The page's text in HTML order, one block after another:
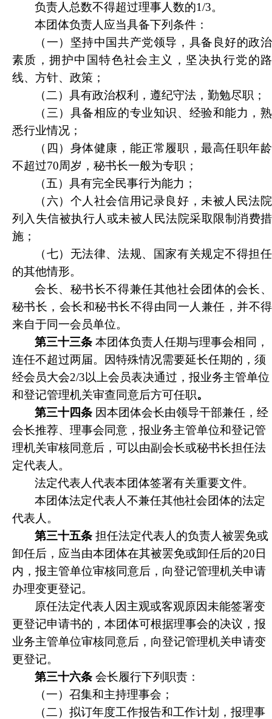
负责人总数不得超过理事人数的1/3。
本团体负责人应当具备下列条件：
（一）坚持中国共产党领导，具备良好的政治
素质，拥护中国特色社会主义，坚决执行党的路
线、方针、政策；
（二）具有政治权利，遵纪守法，勤勉尽职；
（三）具备相应的专业知识、经验和能力，熟
悉行业情况；
（四）身体健康，能正常履职，最高任职年龄
不超过70周岁，秘书长一般为专职；
（五） 具有完全民事行为能力；
（六）个人社会信用记录良好，未被人民法院
列入失信被执行人或未被人民法院采取限制消费措
施；
（七）无法律、法规、国家有关规定不得担任
的其他情形。
会长、秘书长不得兼任其他社会团体的会长、
秘书长，会长和秘书长不得由同一人兼任，并不得
来自于同一会员单位。
第三十三条 本团体负责人任期与理事会相同，
连任不超过两届。因特殊情况需要延长任期的，须
经会员大会2/3以上会员表决通过，报业务主管单位
和登记管理机关审查同意后方可任职。
第三十四条 因本团体会长由领导干部兼任， 经
会长推荐、理事会同意，报业务主管单位和登记管
理机关审核同意后，可以由副会长或秘书长担任法
定代表人。
法定代表人代表本团体签署有关重要文件。
本团体法定代表人不兼任其他社会团体的法定
代表人。
第三十五条 担任法定代表人的负责人被罢免或
卸任后，应当由本团体在其被罢免或卸任后的20日
内，报主管单位审核同意后，向登记管理机关申请
办理变更登记。
原任法定代表人 因主观或客观原因未能签署变
更登记申请书的 ，本团体可根据理事会的决议，报
业务主管单位审核同意后，向登记管理机关申请变
更登记。
第三十六条 会长履行下列职责：
（一） 召集和主持理事会；
（二） 拟订年度工作报告和工作计划，报理事